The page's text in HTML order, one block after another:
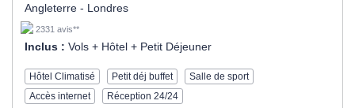
Angleterre - Londres
2331 avis**
Inclus : Vols + Hôtel + Petit Déjeuner
Hôtel Climatisé Petit déj buffet
Salle de sport
Accès internet
Réception 24/24